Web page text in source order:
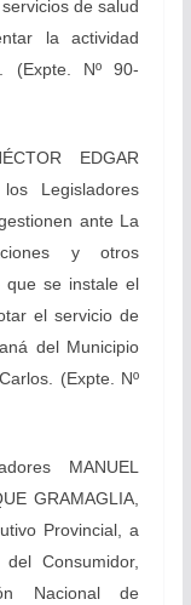
de salud
la actividad
(Expte. Nº 90-
EDGAR
Legisladores
ante La
y otros
que se instale el
el servicio de
del Municipio
(Expte. Nº
MANUEL
GRAMAGLIA,
Provincial, a
Consumidor,
Nacional de